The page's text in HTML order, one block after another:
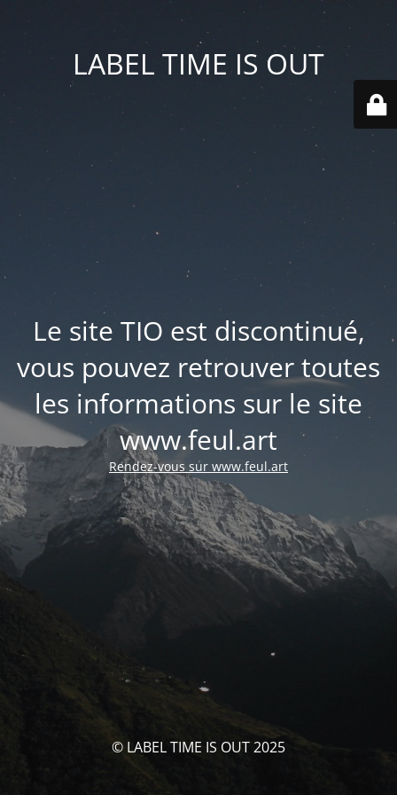
LABEL TIME IS OUT
Le site TIO est discontinué,
vous pouvez retrouver toutes
les informations sur le site
www.feul.art
Rendez-vous sur www.feul.art
© LABEL TIME IS OUT 2025